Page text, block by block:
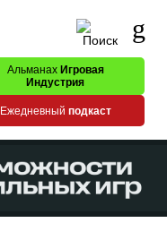
Альманах Игровая
Индустрия
Ежедневный подкаст